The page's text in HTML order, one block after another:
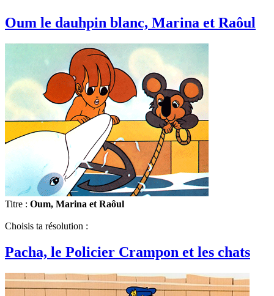
Oum le dauhpin blanc, Marina et Raôul
Titre : Oum, Marina et Raôul
Choisis ta résolution :
Pacha, le Policier Crampon et les chats